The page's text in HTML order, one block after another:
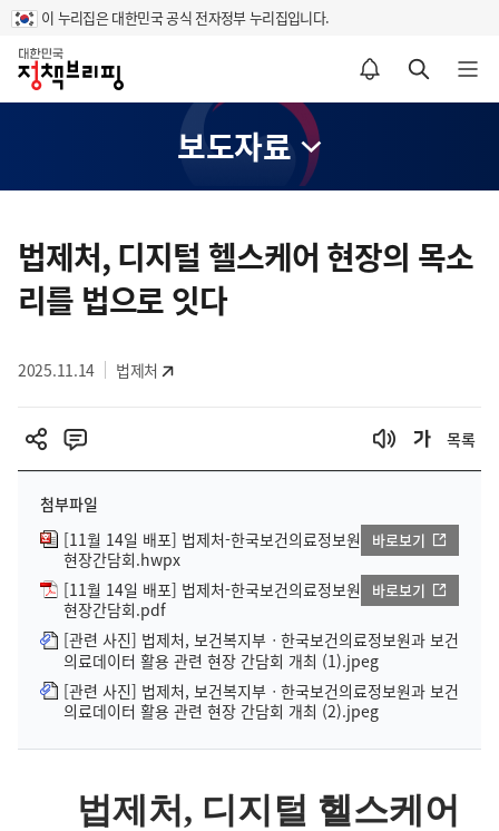
이 누리집은 대한민국 공식 전자정부 누리집입니다.
홈
알림설정 바로가기 검색 바로가기 메뉴 열기
보도자료
텐
영
법제처, 디지털 헬스케어 현장의 목소
리를 법으로 잇다
2025.11.14 법제처
목록
첨부파일
[11월 14일 배포] 법제처-한국보건의료정보원
현장간담회.hwpx
바로보기
[11월 14일 배포] 법제처-한국보건의료정보원
현장간담회.pdf
바로보기
[관련 사진] 법제처, 보건복지부ㆍ한국보건의료정보원과 보건
의료데이터 활용 관련 현장 간담회 개최 (1).jpeg
[관련 사진] 법제처, 보건복지부ㆍ한국보건의료정보원과 보건
의료데이터 활용 관련 현장 간담회 개최 (2).jpeg
법제처 , 디지털 헬스케어